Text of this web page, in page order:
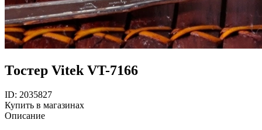
Тостер Vitek VT-7166
ID: 2035827
Купить в магазинах
Описание